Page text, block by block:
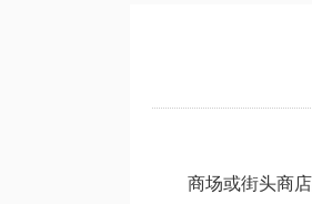
商场或街头商店